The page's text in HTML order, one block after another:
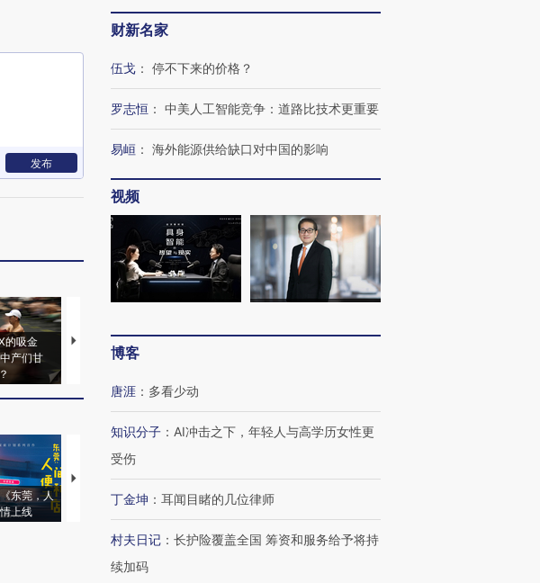
发布
的吸金
产们甘
马航飞行员跨国走私7万
粒摇头丸 尿检体内含3种
东莞，人
上线
【推广】走进第四届链博
会，让数智科技“链”接产
【特别呈现】寻找100种
【商旅对话】华住集团
财新名家
伍戈 ： 停不下来的价格？
罗志恒 ： 中美人工智能竞争：道路比技术更重要
易峘 ： 海外能源供给缺口对中国的影响
视频
博客
唐涯 ： 多看少动
知识分子 ： AI冲击之下，年轻人与高学历女性更
受伤
丁金坤 ： 耳闻目睹的几位律师
村夫日记 ： 长护险覆盖全国 筹资和服务给予将持
续加码